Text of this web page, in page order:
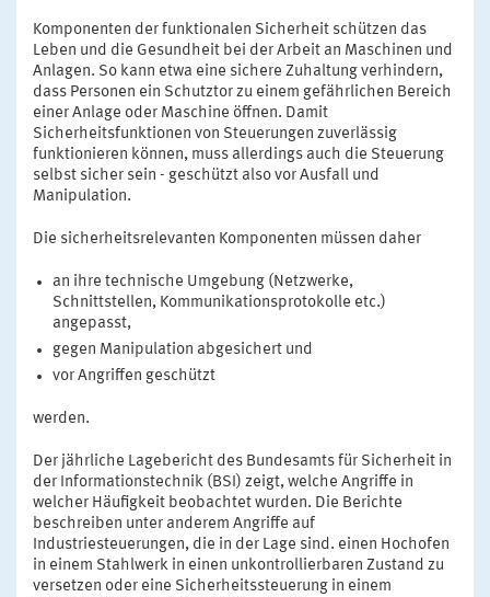
Komponenten der funktionalen Sicherheit schützen das
Leben und die Gesundheit bei der Arbeit an Maschinen und
Anlagen. So kann etwa eine sichere Zuhaltung verhindern,
dass Personen ein Schutztor zu einem gefährlichen Bereich
einer Anlage oder Maschine öffnen. Damit
Sicherheitsfunktionen von Steuerungen zuverlässig
funktionieren können, muss allerdings auch die Steuerung
selbst sicher sein - geschützt also vor Ausfall und
Manipulation.
Die sicherheitsrelevanten Komponenten müssen daher
an ihre technische Umgebung (Netzwerke,
Schnittstellen, Kommunikationsprotokolle etc.)
angepasst,
gegen Manipulation abgesichert und
vor Angriffen geschützt
werden.
Der jährliche Lagebericht des Bundesamts für Sicherheit in
der Informationstechnik (BSI) zeigt, welche Angriffe in
welcher Häufigkeit beobachtet wurden. Die Berichte
beschreiben unter anderem Angriffe auf
Industriesteuerungen, die in der Lage sind. einen Hochofen
in einem Stahlwerk in einen unkontrollierbaren Zustand zu
versetzen oder eine Sicherheitssteuerung in einem